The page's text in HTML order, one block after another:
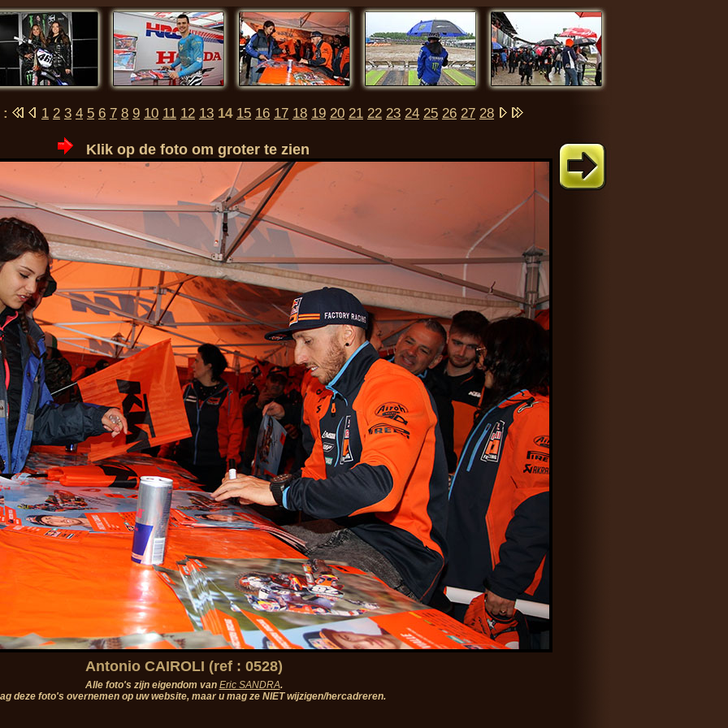
1 2 3 4 5 6 7 8 9 10 11 12 13 14 15 16 17 18 19 20 21 22 23 24 25 26 27 28
Klik op de foto om groter te zien
Antonio CAIROLI (ref : 0528)
Alle foto's zijn eigendom van Eric SANDRA.
deze foto's overnemen op uw website, maar u mag ze NIET wijzigen/hercadreren.